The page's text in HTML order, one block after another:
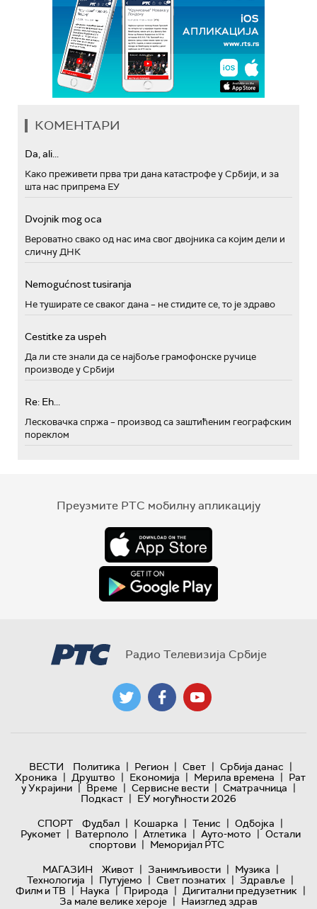
КОМЕНТАРИ
Da, ali...
Како преживети прва три дана катастрофе у Србији, и за
шта нас припрема ЕУ
Dvojnik mog oca
Вероватно свако од нас има свог двојника са којим дели и
сличну ДНК
Nemogućnost tusiranja
Не туширате се сваког дана – не стидите се, то је здраво
Cestitke za uspeh
Да ли сте знали да се најбоље грамофонске ручице
производе у Србији
Re: Eh...
Лесковачка спржа – производ са заштићеним географским
пореклом
Преузмите РТС мобилну апликацију
Радио Телевизија Србије
ВЕСТИ Политика | Регион | Свет | Србија данас |
Хроника | Друштво | Економија | Мерила времена | Рат
у Украјини | Време | Сервисне вести | Сматрачница |
Подкаст | ЕУ могућности 2026
СПОРТ
Фудбал | Кошарка | Тенис | Одбојка |
Рукомет | Ватерполо | Атлетика | Ауто-мото | Остали
спортови | Меморијал РТС
МАГАЗИН
Живот | Занимљивости | Музика |
Технологијa | Путујемо | Свет познатих | Здравље |
Филм и ТВ | Наука | Природа | Дигитални предузетник |
За мале велике хероје | Наизглед здрав